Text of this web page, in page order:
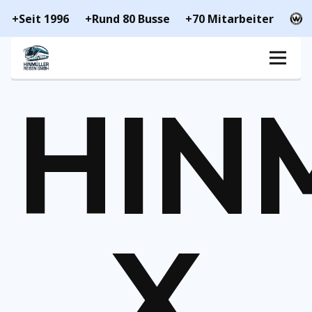
+Seit 1996 +Rund 80 Busse +70 Mitarbeiter